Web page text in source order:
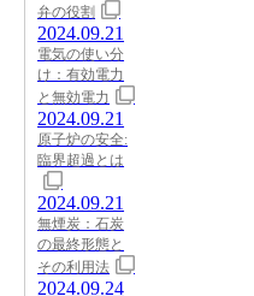
弁の役割
2024.09.21
電気の使い分
け：有効電力
と無効電力
2024.09.21
原子炉の安全:
臨界超過とは
2024.09.21
無煙炭：石炭
の最終形態と
その利用法
2024.09.24